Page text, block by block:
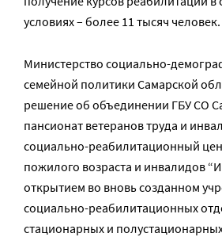
условиях – более 11 тысяч человек.
Министерство социально-
семейной политики Самарской
решение об объединении ГБУ СО
пансионат ветеранов труда и
социально-реабилитационный
пожилого возраста и инвалидов
открытием во вновь созданном
социально-реабилитационных
стационарных и